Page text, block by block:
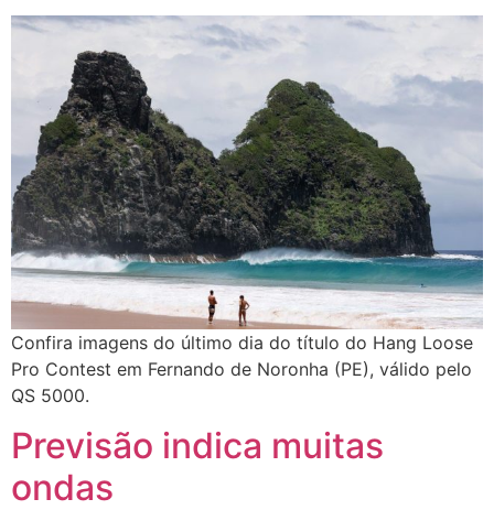
Confira imagens do último dia do título do Hang Loose
Pro Contest em Fernando de Noronha (PE), válido pelo
QS 5000.
Previsão indica muitas
ondas